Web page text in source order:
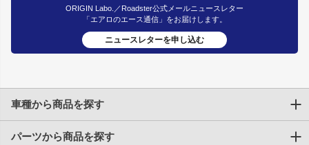
ORIGIN Labo.／Roadster公式メールニュースレター
「エアロのエース通信」をお届けします。
ニュースレターを申し込む
車種から商品を探す
トヨタ
パーツから商品を探す